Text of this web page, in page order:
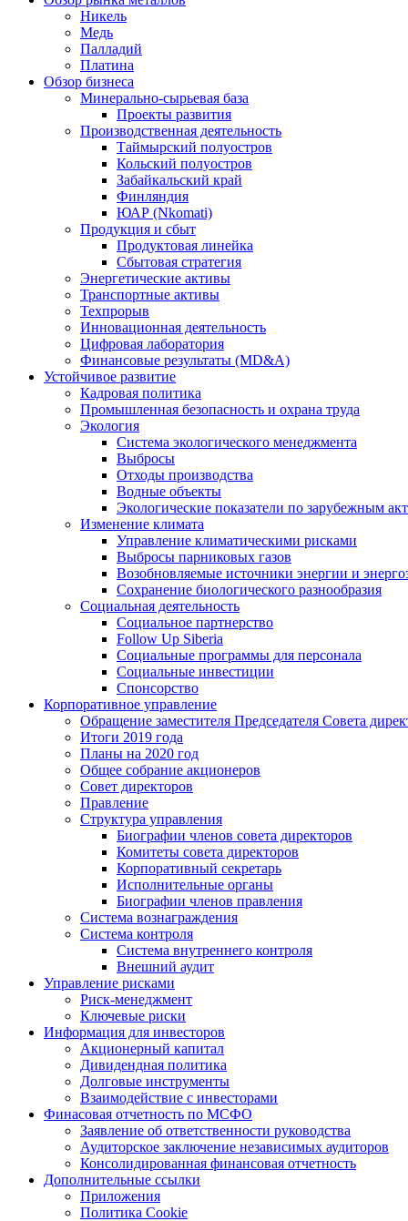
Никель
Медь
Палладий
Платина
Обзор бизнеса
Минерально-сырьевая база
Проекты развития
Производственная деятельность
Таймырский полуостров
Кольский полуостров
Забайкальский край
Финляндия
ЮАР (Nkomati)
Продукция и сбыт
Продуктовая линейка
Сбытовая стратегия
Энергетические активы
Транспортные активы
Техпрорыв
Инновационная деятельность
Цифровая лаборатория
Финансовые результаты (MD&A)
Устойчивое развитие
Кадровая политика
Промышленная безопасность и охрана труда
Экология
Система экологического менеджмента
Выбросы
Отходы производства
Водные объекты
Экологические показатели по зарубежным
Изменение климата
Управление климатическими рисками
Выбросы парниковых газов
Возобновляемые источники энергии и
Сохранение биологического разнообразия
Социальная деятельность
Социальное партнерство
Follow Up Siberia
Социальные программы для персонала
Социальные инвестиции
Спонсорство
Корпоративное управление
Обращение заместителя Председателя Совета
Итоги 2019 года
Планы на 2020 год
Общее собрание акционеров
Совет директоров
Правление
Структура управления
Биографии членов совета директоров
Комитеты совета директоров
Корпоративный секретарь
Исполнительные органы
Биографии членов правления
Система вознаграждения
Система контроля
Система внутреннего контроля
Внешний аудит
Управление рисками
Риск-менеджмент
Ключевые риски
Информация для инвесторов
Акционерный капитал
Дивидендная политика
Долговые инструменты
Взаимодействие с инвеcторами
Финасовая отчетность по МСФО
Заявление об ответственности руководства
Аудиторское заключение независимых аудиторов
Консолидированная финансовая отчетность
Дополнительные ссылки
Приложения
Политика Cookie